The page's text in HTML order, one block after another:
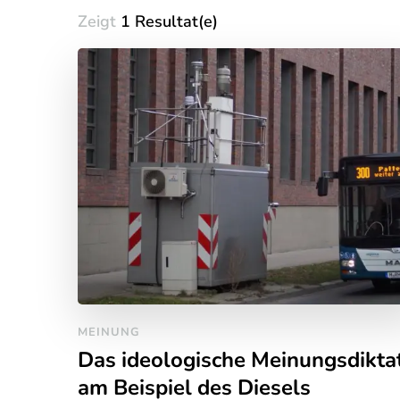
Zeigt 1 Resultat(e)
MEINUNG
Das ideologische
am Beispiel des Diesels